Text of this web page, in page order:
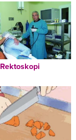
Rektoskopi